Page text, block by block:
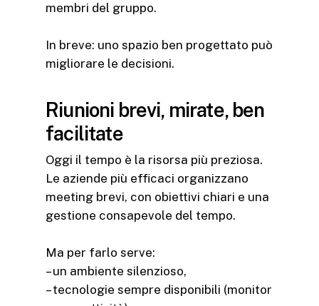
membri del gruppo.
In breve: uno spazio ben progettato può
migliorare le decisioni.
Riunioni brevi, mirate, ben
facilitate
Oggi il tempo è la risorsa più preziosa.
Le aziende più efficaci organizzano
meeting brevi, con obiettivi chiari e una
gestione consapevole del tempo.
Ma per farlo serve:
– un ambiente silenzioso,
– tecnologie sempre disponibili (monitor